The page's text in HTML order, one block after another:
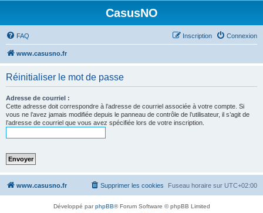
CasusNO
FAQ Connexion
Inscription
www.casusno.fr
Réinitialiser le mot de passe
Adresse de courriel :
Cette adresse doit correspondre à l’adresse de courriel associée à votre compte. Si
vous ne l’avez jamais modifiée depuis le panneau de contrôle de l’utilisateur, il s’agit de
l’adresse de courriel que vous avez spécifiée lors de votre inscription.
www.casusno.fr Fuseau horaire sur UTC+02:00
Supprimer les cookies
Développé parphpBB® Forum Software © phpBB Limited